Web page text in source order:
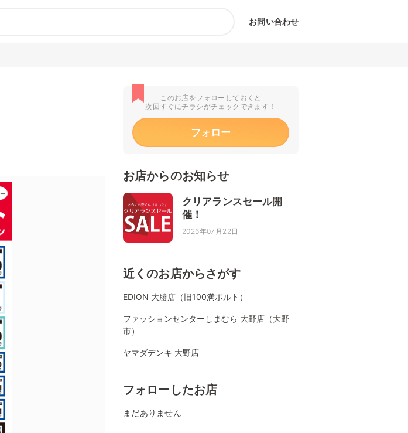
お問い合わせ
このお店をフォローしておくと
次回すぐにチラシがチェックできます！
フォロー
お店からのお知らせ
クリアランスセール開
催！
2026年07月22日
近くのお店からさがす
EDION 大勝店（旧100満ボルト）
ファッションセンターしまむら 大野店（大野
市）
ヤマダデンキ 大野店
フォローしたお店
まだありません